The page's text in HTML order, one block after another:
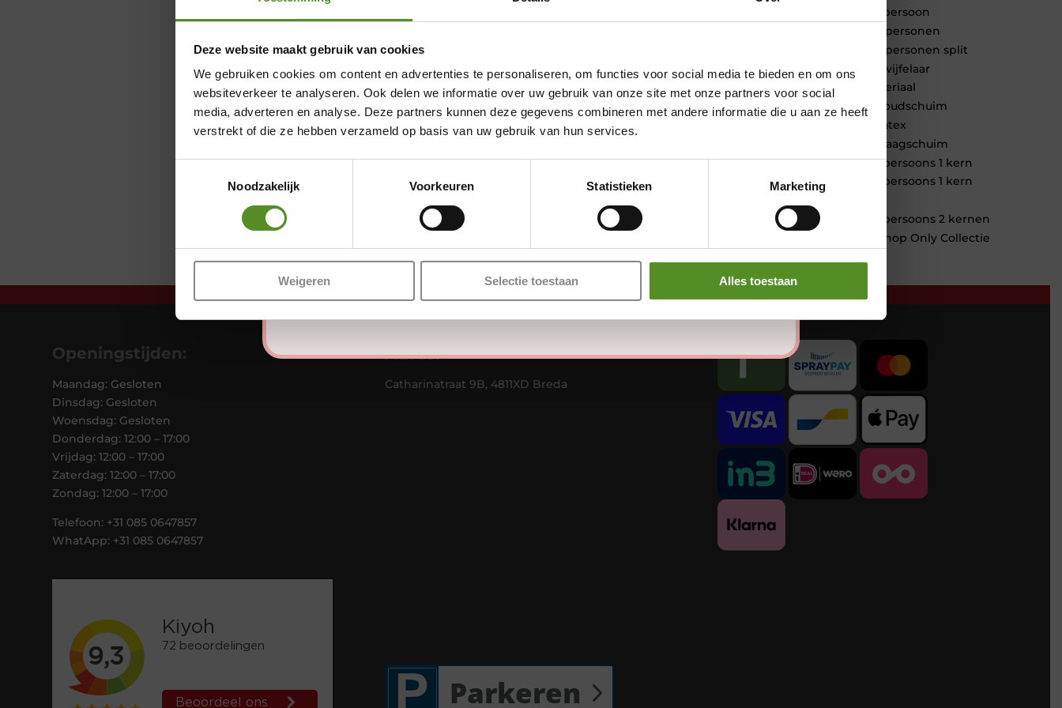
Deze website maakt gebruik van cookies
We gebruiken cookies om content en advertenties te personaliseren, om functies voor social media te bieden en om ons
websiteverkeer te analyseren. Ook delen we informatie over uw gebruik van onze site met onze partners voor social
media, adverteren en analyse. Deze partners kunnen deze gegevens combineren met andere informatie die u aan ze heeft
verstrekt of die ze hebben verzameld op basis van uw gebruik van hun services.
Noodzakelijk
Voorkeuren Statistieken Marketing
Weigeren Selectie toestaan Alles toestaan
1 persoon
2 personen
2 personen split
Twijfelaar
Materiaal
Koudschuim
Latex
Traagschuim
Tweepersoons 1 kern
Tweepersoons 1 kern
Tweepersoons 2 kernen
Webshop Only Collectie
Openingstijden:
Maandag: Gesloten
Dinsdag: Gesloten
Woensdag: Gesloten
Donderdag: 12:00 – 17:00
Vrijdag: 12:00 – 17:00
Zaterdag: 12:00 – 17:00
Zondag: 12:00 – 17:00
Telefoon: +31 085 0647857
WhatApp: +31 085 0647857
Adres:
Catharinatraat 9B, 4811XD Breda
Parkeren
Showroom Breda
Donderdag 12:00 – 17:00
Vrijdag 12:00 – 17:00
Zaterdag 12:00 – 17:00
Zondag 12:00 – 17:00